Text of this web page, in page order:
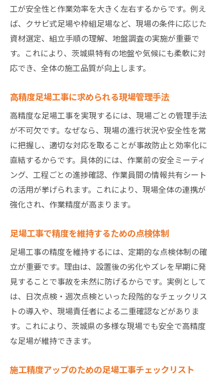
工が安全性と作業効率を大きく左右するからです。例え
ば、クサビ式足場や枠組足場など、現場の条件に応じた
資材選定、組立手順の理解、地盤調査の実施が重要で
す。これにより、茨城県特有の地盤や気候にも柔軟に対
応でき、全体の施工品質が向上します。
高精度足場工事に求められる現場管理手法
高精度な足場工事を実現するには、現場ごとの管理手法
が不可欠です。なぜなら、現場の進行状況や安全性を常
に把握し、適切な対応を取ることが事故防止と効率化に
直結するからです。具体的には、作業前の安全ミーティ
ング、工程ごとの進捗確認、作業員間の情報共有シート
の活用が挙げられます。これにより、現場全体の連携が
強化され、作業精度が高まります。
足場工事で精度を維持するための点検体制
足場工事の精度を維持するには、定期的な点検体制の確
立が重要です。理由は、設置後の劣化やズレを早期に発
見することで事故を未然に防げるからです。実例として
は、日次点検・週次点検といった段階的なチェックリス
トの導入や、現場責任者による二重確認などがありま
す。これにより、茨城県の多様な現場でも安全で高精度
な足場が維持できます。
施工精度アップのための足場工事チェックリスト